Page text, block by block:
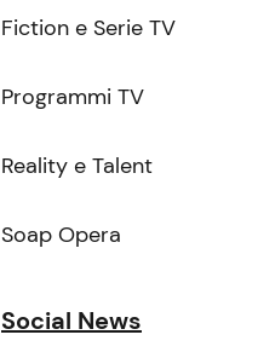
Fiction e Serie TV
Programmi TV
Reality e Talent
Soap Opera
Social News